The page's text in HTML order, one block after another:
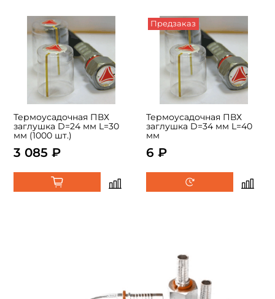
Термоусадочная ПВХ
заглушка D=24 мм L=30
мм (1000 шт.)
3 085 ₽
Предзаказ
Термоусадочная ПВХ
заглушка D=34 мм L=40
мм
6 ₽